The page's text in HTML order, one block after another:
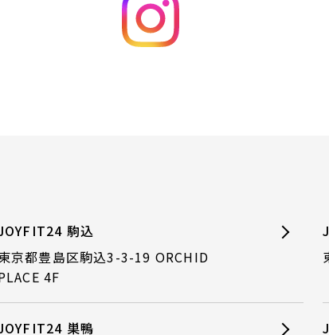
駒込
京都豊島区駒込3-3-19 ORCHID
4F
巣鴨